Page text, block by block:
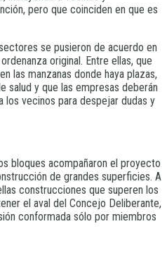
pero que coinciden en que es
se pusieron de acuerdo en
original. Entre ellas, que
las manzanas donde haya plazas,
salud y que las empresas deberán
los vecinos para despejar dudas y
bloques acompañaron el proyecto
de grandes superficies. A
construcciones que superen los
el aval del Concejo Deliberante,
conformada sólo por miembros